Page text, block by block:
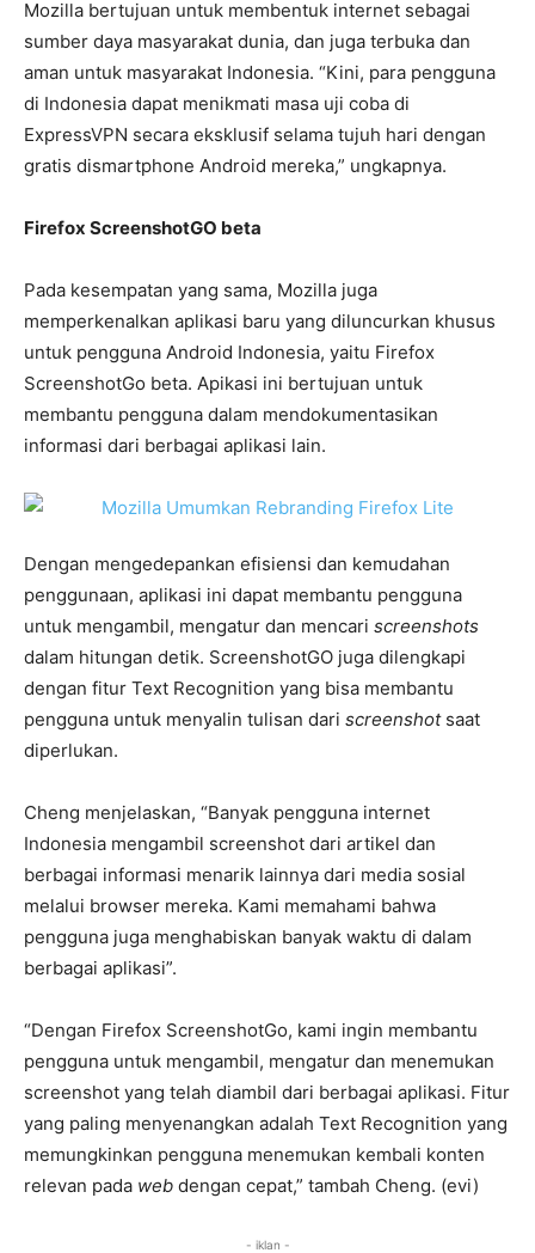
Mozilla bertujuan untuk membentuk internet sebagai
sumber daya masyarakat dunia, dan juga terbuka dan
aman untuk masyarakat Indonesia. “Kini, para pengguna
di Indonesia dapat menikmati masa uji coba di
ExpressVPN secara eksklusif selama tujuh hari dengan
gratis dismartphone Android mereka,” ungkapnya.
Firefox ScreenshotGO beta
Pada kesempatan yang sama, Mozilla juga
memperkenalkan aplikasi baru yang diluncurkan khusus
untuk pengguna Android Indonesia, yaitu Firefox
ScreenshotGo beta. Apikasi ini bertujuan untuk
membantu pengguna dalam mendokumentasikan
informasi dari berbagai aplikasi lain.
Dengan mengedepankan efisiensi dan kemudahan
penggunaan, aplikasi ini dapat membantu pengguna
untuk mengambil, mengatur dan mencari screenshots
dalam hitungan detik. ScreenshotGO juga dilengkapi
dengan fitur Text Recognition yang bisa membantu
pengguna untuk menyalin tulisan dari screenshot saat
diperlukan.
Cheng menjelaskan, “Banyak pengguna internet
Indonesia mengambil screenshot dari artikel dan
berbagai informasi menarik lainnya dari media sosial
melalui browser mereka. Kami memahami bahwa
pengguna juga menghabiskan banyak waktu di dalam
berbagai aplikasi”.
“Dengan Firefox ScreenshotGo, kami ingin membantu
pengguna untuk mengambil, mengatur dan menemukan
screenshot yang telah diambil dari berbagai aplikasi. Fitur
yang paling menyenangkan adalah Text Recognition yang
memungkinkan pengguna menemukan kembali konten
relevan pada web dengan cepat,” tambah Cheng. (evi)
- iklan -